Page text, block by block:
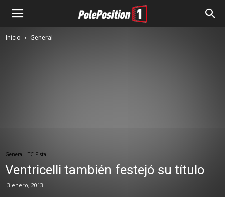
Inicio General
General TC Pista
Ventricelli también festejó su título
3 enero, 2013